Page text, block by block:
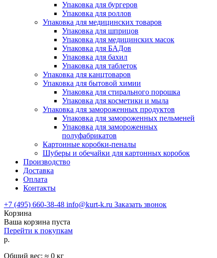
Упаковка для бургеров
Упаковка для роллов
Упаковка для медицинских товаров
Упаковка для шприцов
Упаковка для медицинских масок
Упаковка для БАДов
Упаковка для бахил
Упаковка для таблеток
Упаковка для канцтоваров
Упаковка для бытовой химии
Упаковка для стирального порошка
Упаковка для косметики и мыла
Упаковка для замороженных продуктов
Упаковка для замороженных пельменей
Упаковка для замороженных
полуфабрикатов
Картонные коробки-пеналы
Шуберы и обечайки для картонных коробок
Производство
Доставка
Оплата
Контакты
+7 (495) 660-38-48 info@kurt-k.ru Заказать звонок
Корзина
Ваша корзина пуста
Перейти к покупкам
р.
Общий вес: ≈ 0 кг